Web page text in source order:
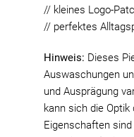
// kleines Logo-
// perfektes
Hinweis: Dieses
Auswaschungen
und Ausprägung
kann sich die
Eigenschaften